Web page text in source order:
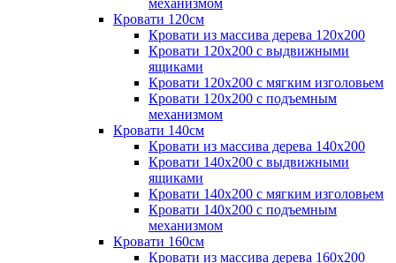
механизмом
Кровати 120см
Кровати из массива дерева 120х200
Кровати 120х200 с выдвижными
ящиками
Кровати 120х200 с мягким изголовьем
Кровати 120х200 с подъемным
механизмом
Кровати 140см
Кровати из массива дерева 140х200
Кровати 140х200 с выдвижными
ящиками
Кровати 140х200 с мягким изголовьем
Кровати 140х200 с подъемным
механизмом
Кровати 160см
Кровати из массива дерева 160х200